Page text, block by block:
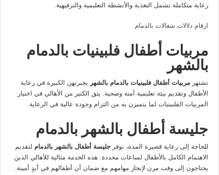
رعاية متكاملة تشمل التغذية والأنشطة التعليمية والترفيهية.
ارقام دلالات شغالات بالدمام
مربيات أطفال فلبينيات بالدمام
بالشهر
تشتهرمربيات أطفال فلبينيات بالدمام بالشهر بخبرتهن الكبيرة في رعاية
الأطفال وتقديم بيئة تعليمية آمنة وصحية. يثق الكثير من الأهالي في اختيار
المربيات الفلبينيات لما يتميزن به من التزام وجودة عالية في الرعاية.
جليسة أطفال بالشهر بالدمام
للحاجة إلى رعاية قصيرة المدة، نوفرجليسة أطفال بالشهر بالدمام لتقديم
الاهتمام الكامل بالأطفال لساعات محددة. هذه الخدمة مثالية للأهالي الذين
يحتاجون إلى وقت مرن لإنجاز مهامهم مع ضمان أن أطفالهم في أيدٍ أمينة.